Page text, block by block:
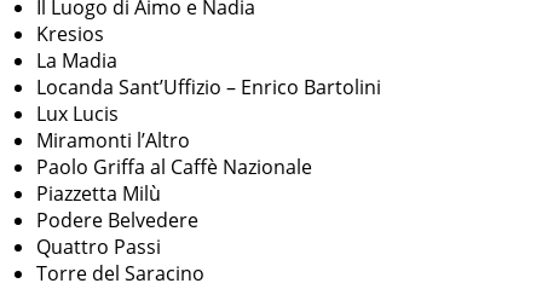
Il Luogo di Aimo e Nadia
Kresios
La Madia
Locanda Sant’Uffizio – Enrico Bartolini
Lux Lucis
Miramonti l’Altro
Paolo Griffa al Caffè Nazionale
Piazzetta Milù
Podere Belvedere
Quattro Passi
Torre del Saracino